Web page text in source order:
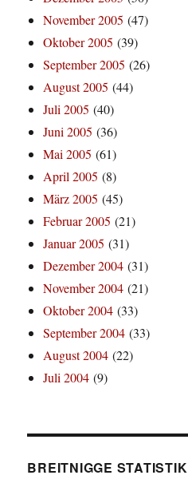
November 2005 (47)
Oktober 2005 (39)
September 2005 (26)
August 2005 (44)
Juli 2005 (40)
Juni 2005 (36)
Mai 2005 (61)
April 2005 (8)
März 2005 (45)
Februar 2005 (21)
Januar 2005 (31)
Dezember 2004 (31)
November 2004 (21)
Oktober 2004 (33)
September 2004 (33)
August 2004 (22)
Juli 2004 (9)
BREITNIGGE STATISTIK